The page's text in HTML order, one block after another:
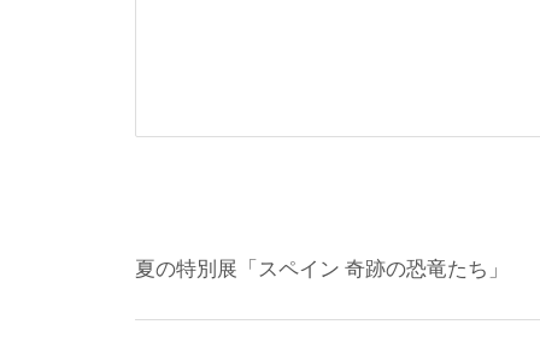
夏の特別展「スペイン 奇跡の恐竜たち」